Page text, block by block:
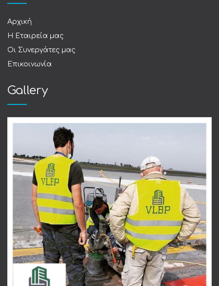
Αρχική
Η Εταιρεία μας
Οι Συνεργάτες μας
Επικοινωνία
Gallery